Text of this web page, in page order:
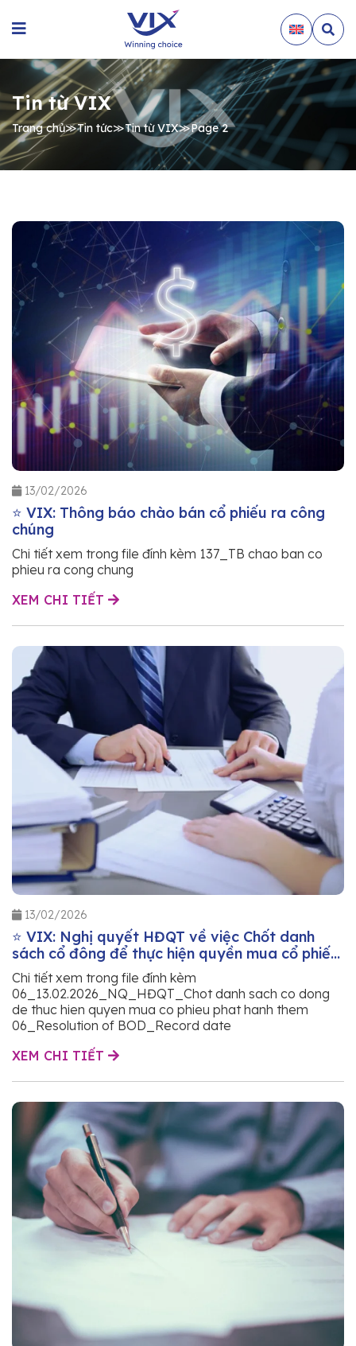
Tin từ VIX
Trang chủ≫Tin tức≫Tin từ VIX≫Page 2
13/02/2026
⭐ VIX: Thông báo chào bán cổ phiếu ra công
chúng
Chi tiết xem trong file đính kèm 137_TB chao ban co
phieu ra cong chung
XEM CHI TIẾT
13/02/2026
⭐ VIX: Nghị quyết HĐQT về việc Chốt danh
sách cổ đông để thực hiện quyền mua cổ phiếu
phát hành thêm
Chi tiết xem trong file đính kèm
06_13.02.2026_NQ_HĐQT_Chot danh sach co dong
de thuc hien quyen mua co phieu phat hanh them
06_Resolution of BOD_Record date
XEM CHI TIẾT